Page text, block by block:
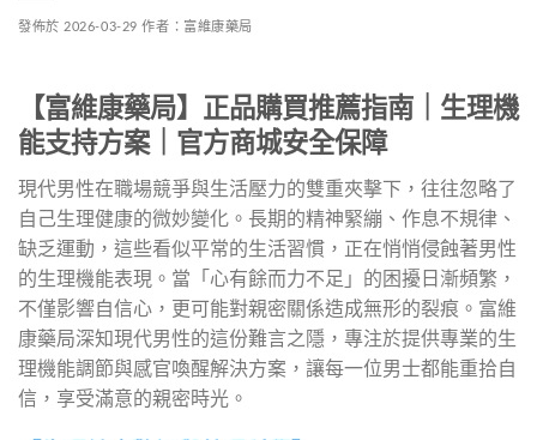
發佈於 2026-03-29 作者： 富維康藥局
【富維康藥局】正品購買推薦指南｜生理機
能支持方案｜官方商城安全保障
現代男性在職場競爭與生活壓力的雙重夾擊下，往往忽略了
自己生理健康的微妙變化。長期的精神緊繃、作息不規律、
缺乏運動，這些看似平常的生活習慣，正在悄悄侵蝕著男性
的生理機能表現。當「心有餘而力不足」的困擾日漸頻繁，
不僅影響自信心，更可能對親密關係造成無形的裂痕。富維
康藥局深知現代男性的這份難言之隱，專注於提供專業的生
理機能調節與感官喚醒解決方案，讓每一位男士都能重拾自
信，享受滿意的親密時光。